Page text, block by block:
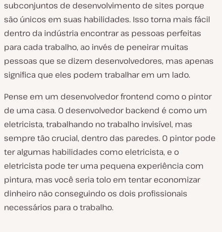
subconjuntos de desenvolvimento de sites porque
são únicos em suas habilidades. Isso torna mais fácil
dentro da indústria encontrar as pessoas perfeitas
para cada trabalho, ao invés de peneirar muitas
pessoas que se dizem desenvolvedores, mas apenas
significa que eles podem trabalhar em um lado.
Pense em um desenvolvedor frontend como o pintor
de uma casa. O desenvolvedor backend é como um
eletricista, trabalhando no trabalho invisível, mas
sempre tão crucial, dentro das paredes. O pintor pode
ter algumas habilidades como eletricista, e o
eletricista pode ter uma pequena experiência com
pintura, mas você seria tolo em tentar economizar
dinheiro não conseguindo os dois profissionais
necessários para o trabalho.